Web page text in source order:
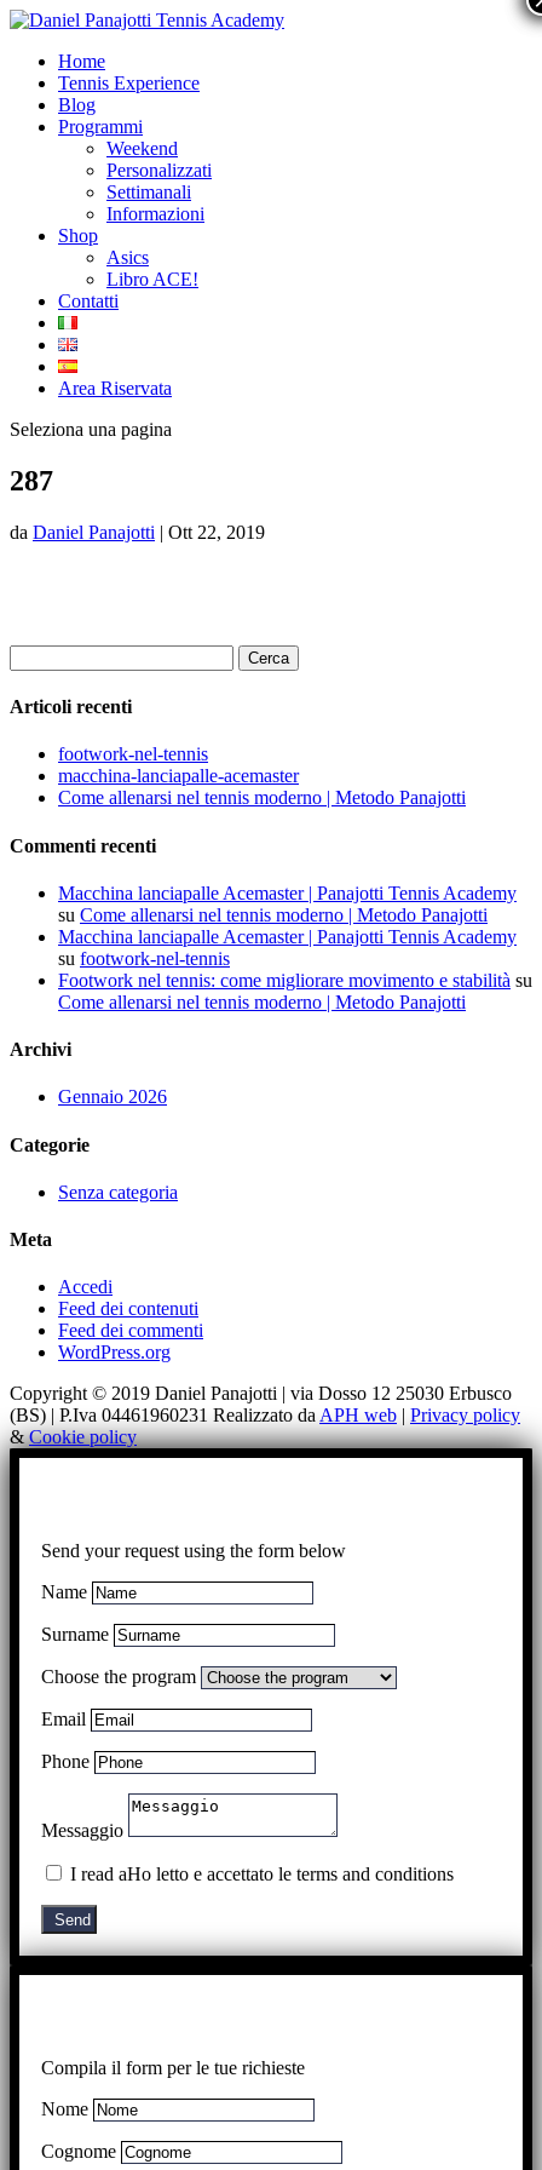
Home
Tennis Experience
Blog
Programmi
Weekend
Personalizzati
Settimanali
Informazioni
Shop
Asics
Libro ACE!
Contatti
Area Riservata
Seleziona una pagina
287
da Daniel Panajotti | Ott 22, 2019
per:
Articoli recenti
footwork-nel-tennis
macchina-lanciapalle-acemaster
Come allenarsi nel tennis moderno | Metodo Panajotti
Commenti recenti
Macchina lanciapalle Acemaster | Panajotti Tennis Academy
su Come allenarsi nel tennis moderno | Metodo Panajotti
Macchina lanciapalle Acemaster | Panajotti Tennis Academy
su footwork-nel-tennis
Footwork nel tennis: come migliorare movimento e stabilità su
Come allenarsi nel tennis moderno | Metodo Panajotti
Archivi
Gennaio 2026
Categorie
Senza categoria
Meta
Accedi
Feed dei contenuti
Feed dei commenti
WordPress.org
Copyright © 2019 Daniel Panajotti | via Dosso 12 25030 Erbusco
(BS) | P.Iva 04461960231 Realizzato daAPH web
Privacy policy
&Cookie policy
Send your request using the form below
Name
Surname
Choose the program
Email
Phone
Messaggio
I read aHo letto e accettato le terms and conditions
Send
Compila il form per le tue richieste
Nome
Cognome